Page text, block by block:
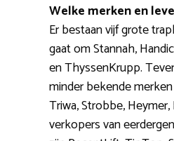
Welke merken en
Er bestaan vijf grote
gaat om Stannah,
en ThyssenKrupp.
minder bekende
Triwa, Strobbe,
verkopers van